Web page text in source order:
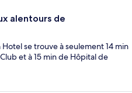
alentours de
se trouve à seulement 14 min
et à 15 min de Hôpital de